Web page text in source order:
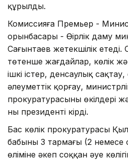
құрылды.
Комиссияға Премьер -
орынбасары - Өңірлік даму
Сағынтаев жетекшілік етеді.
төтенше жағдайлар, көлік
ішкі істер, денсаулық
әлеуметтік қорғау,
прокуратурасының
ның президенті кірді.
Бас көлік прокуратурасы
бабының 3 тармағы (2 немесе
өліміне әкеп соққан әуе